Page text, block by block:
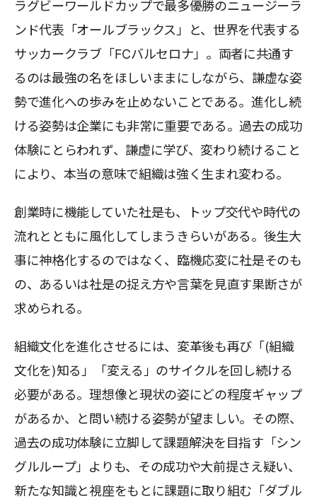
ラグビーワールドカップで最多優勝のニュージーラ
ンド代表「オールブラックス」と、世界を代表する
サッカークラブ「FCバルセロナ」。両者に共通す
るのは最強の名をほしいままにしながら、謙虚な姿
勢で進化への歩みを止めないことである。進化し続
ける姿勢は企業にも非常に重要である。過去の成功
体験にとらわれず、謙虚に学び、変わり続けること
により、本当の意味で組織は強く生まれ変わる。
創業時に機能していた社是も、トップ交代や時代の
流れとともに風化してしまうきらいがある。後生大
事に神格化するのではなく、臨機応変に社是そのも
の、あるいは社是の捉え方や言葉を見直す果断さが
求められる。
組織文化を進化させるには、変革後も再び「(組織
文化を)知る」「変える」のサイクルを回し続ける
必要がある。理想像と現状の姿にどの程度ギャップ
があるか、と問い続ける姿勢が望ましい。その際、
過去の成功体験に立脚して課題解決を目指す「シン
グルループ」よりも、その成功や大前提さえ疑い、
新たな知識と視座をもとに課題に取り組む「ダブル